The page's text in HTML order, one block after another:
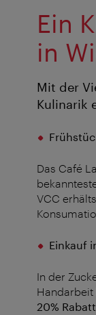
Ein
in
Mit der
Kulinarik
Das Café
VCC
Einkauf
In der
Handarbeit
20% Rabatt